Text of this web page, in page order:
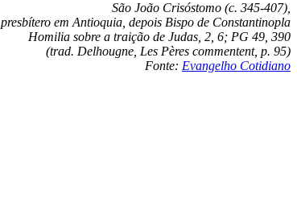
São João Crisóstomo (c. 345-407),
presbítero em Antioquia, depois Bispo de Constantinopla
Homilia sobre a traição de Judas, 2, 6; PG 49, 390
(trad. Delhougne, Les Pères commentent, p. 95)
Fonte: Evangelho Cotidiano